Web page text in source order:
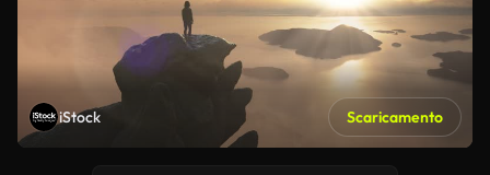
iStock Scaricamento